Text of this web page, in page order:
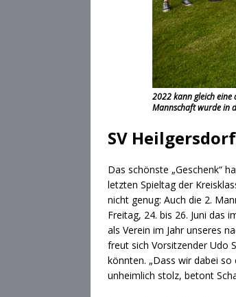
2022 kann gleich eine
Mannschaft wurde in
SV
Das schönste „Geschenk“
letzten Spieltag der
nicht genug: Auch die 2.
Freitag, 24. bis 26. Juni das
als Verein im Jahr unseres
freut sich Vorsitzender Udo
könnten. „Dass wir dabei
unheimlich stolz, betont